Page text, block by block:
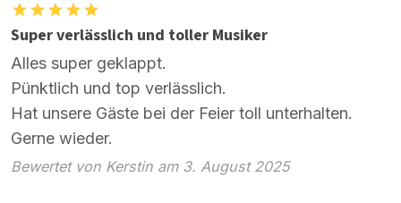
Super verlässlich und toller Musiker
Alles super geklappt.
Pünktlich und top verlässlich.
Hat unsere Gäste bei der Feier toll unterhalten.
Gerne wieder.
Bewertet von Kerstin am 3. August 2025